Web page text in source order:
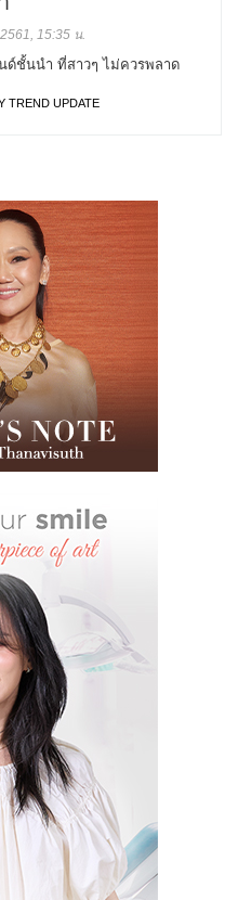
15:35 น.
ด์ชั้นนำ ที่สาวๆ ไม่ควรพลาด
TREND UPDATE